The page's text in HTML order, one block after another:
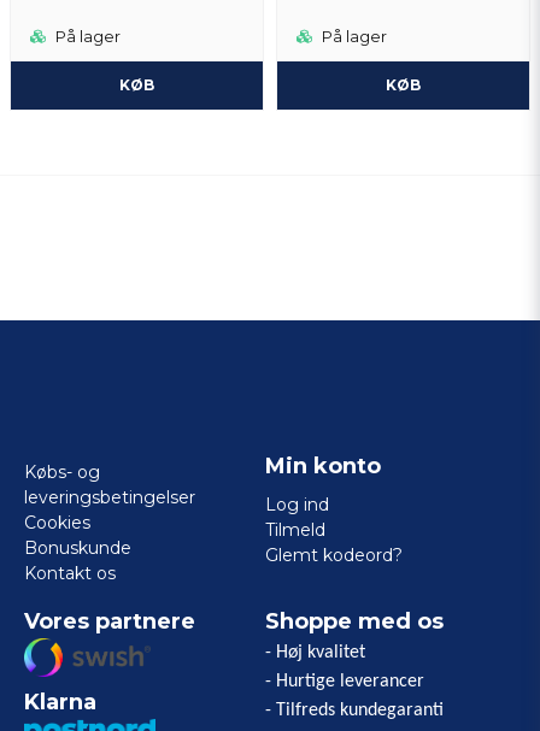
På lager
KØB
På lager
KØB
Købs- og
leveringsbetingelser
Cookies
Bonuskunde
Kontakt os
Min konto
Log ind
Tilmeld
Glemt kodeord?
Vores partnere
Klarna
Shoppe med os
- Høj kvalitet
- Hurtige leverancer
- Tilfreds kundegaranti